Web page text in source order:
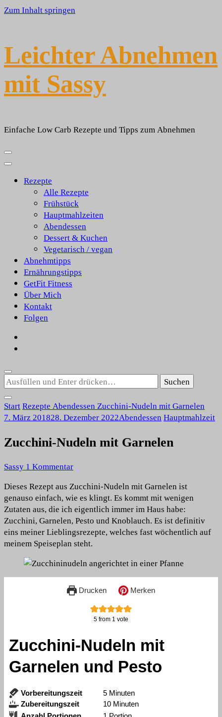
Zum Inhalt springen
Leichter Abnehmen
mit Sassy
Einfache Low Carb Rezepte und Tipps zum Abnehmen
Rezepte
Alle Rezepte
Frühstück
Hauptmahlzeiten
Abendessen
Dessert & Kuchen
Vegetarisch / vegan
Abnehmtipps
Ernährungstipps
GetFit Fitness
Über Mich
Kontakt
Folgen
Suchst
du
nach
etwas?
StartRezepte Abendessen Zucchini-Nudeln mit Garnelen
7. März 201828. Dezember 2022Abendessen Hauptmahlzeit
Zucchini-Nudeln mit Garnelen
Sassy 1 Kommentarzu
Nudeln
mit
Garnelen
Dieses Rezept aus Zucchini-Nudeln mit Garnelen ist
genauso einfach, wie es klingt. Es kommt mit wenigen
Zutaten aus, die ich eigentlich immer im Haus habe:
Zucchini, Garnelen, Pesto und Knoblauch. Es ist definitiv
eins meiner Lieblingsrezepte, welches fast wöchentlich auf
meinem Speiseplan steht.
Drucken Merken
5from 1 vote
Zucchini-Nudeln mit
Garnelen und Pesto
Vorbereitungszeit 5Minuten
Minuten
Zubereitungszeit
10Minuten
Minuten